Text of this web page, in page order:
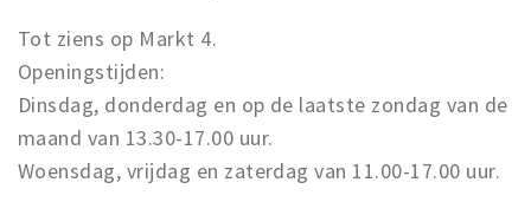
Tot ziens op Markt 4.
Openingstijden:
Dinsdag, donderdag en op de laatste zondag van de
maand van 13.30-17.00 uur.
Woensdag, vrijdag en zaterdag van 11.00-17.00 uur.